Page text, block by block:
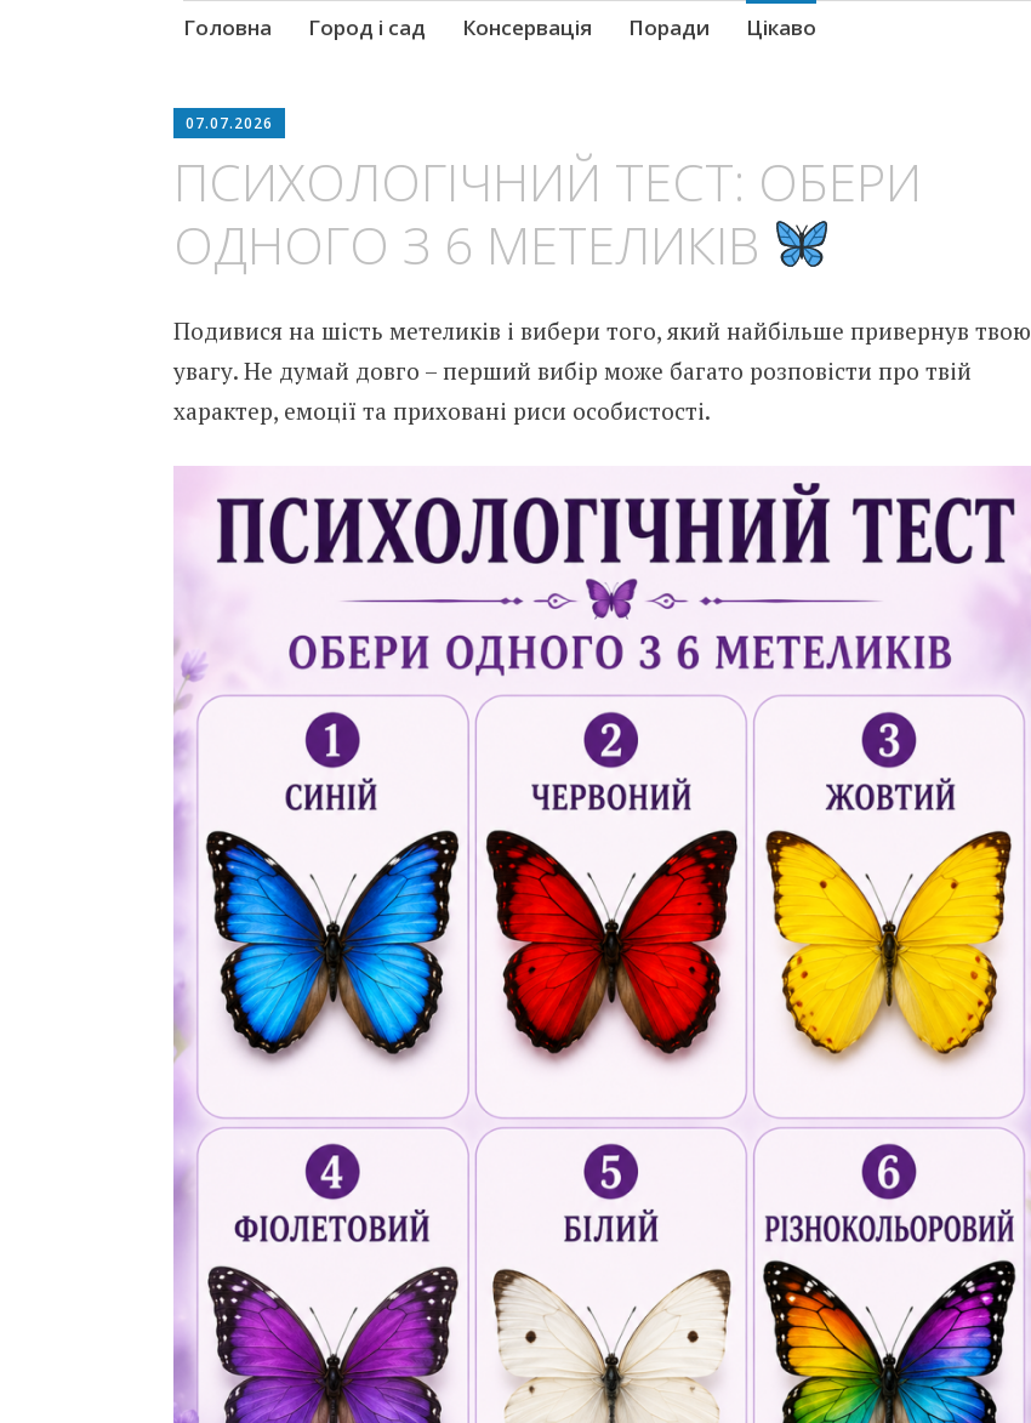
Skip
Головна Город і сад Консервація Поради Цікаво
07.07.2026
ПСИХОЛОГІЧНИЙ ТЕСТ: ОБЕРИ
ОДНОГО З 6 МЕТЕЛИКІВ
Подивися на шість метеликів і вибери того, який найбільше привернув твою
увагу. Не думай довго – перший вибір може багато розповісти про твій
характер, емоції та приховані риси особистості.